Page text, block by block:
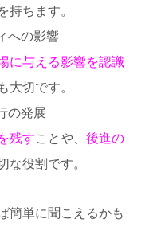
持ちます。
への影響
に与える影響を認識
大切です。
の発展
残すことや、 後進の
な役割です。
簡単に聞こえるかも